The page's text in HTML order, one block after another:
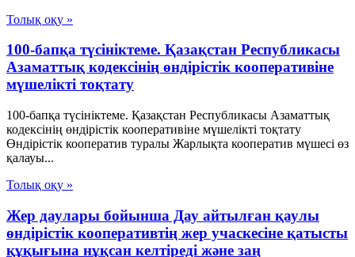
Толық оқу »
100-бапқа түсініктеме. Қазақстан Республикасы
Азаматтық кодексінің өндірістік кооперативіне
мүшелікті тоқтату
100-бапқа түсініктеме. Қазақстан Республикасы Азаматтық
кодексінің өндірістік кооперативіне мүшелікті тоқтату
Өндірістік кооператив туралы Жарлықта кооператив мүшесі өз
қалауы...
Толық оқу »
Жер даулары бойынша Дау айтылған қаулы
өндірістік кооперативтің жер учаскесіне қатысты
құқығына нұқсан келтіреді және заң